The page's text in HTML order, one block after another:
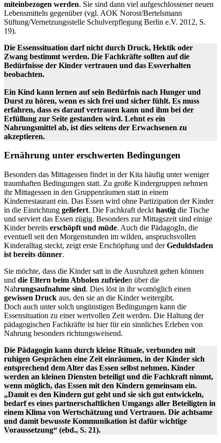
miteinbezogen werden. Sie sind dann viel aufgeschlossener neuen
Lebensmitteln gegenüber (vgl. AOK Norost/Bertelsmann
Stiftung/Vernetzungsstelle Schulverpflegung Berlin e.V. 2012, S.
19).
Die Essenssituation darf nicht durch Druck, Hektik oder
Zwang bestimmt werden. Die Fachkräfte sollten auf die
Bedürfnisse der Kinder vertrauen und das Essverhalten
beobachten.
Ein Kind kann lernen auf sein Bedürfnis nach Hunger und
Durst zu hören, wenn es sich frei und sicher fühlt. Es muss
erfahren, dass es darauf vertrauen kann und ihm bei der
Erfüllung zur Seite gestanden wird. Lehnt es ein
Nahrungsmittel ab, ist dies seitens der Erwachsenen zu
akzeptieren.
Ernährung unter erschwerten Bedingungen
Besonders das Mittagessen findet in der Kita häufig unter weniger
traumhaften Bedingungen statt. Zu große Kindergruppen nehmen
ihr Mittagessen in den Gruppenräumen statt in einem
Kinderrestaurant ein. Das Essen wird ohne Partizipation der Kinder
in die Einrichtung geliefert. Die Fachkraft deckt hastig die Tische
und serviert das Essen zügig. Besonders zur Mittagszeit sind einige
Kinder bereits erschöpft und müde. Auch die PädagogIn, die
eventuell seit den Morgenstunden im wilden, anspruchsvollen
Kinderalltag steckt, zeigt erste Erschöpfung und derGeduldsfaden
ist bereits dünner.
Sie möchte, dass die Kinder satt in die Ausruhzeit gehen können
und die Eltern beim Abholen zufrieden über die
Nahrungsaufnahme sind. Dies löst in ihr womöglich einen
gewissen Druck aus, den sie an die Kinder weitergibt.
Doch auch unter solch ungünstigen Bedingungen kann die
Essensituation zu einer wertvollen Zeit werden. Die Haltung der
pädagogischen Fachkräfte ist hier für ein sinnliches Erleben von
Nahrung besonders richtungsweisend.
Die Pädagogin kann durch kleine Rituale, verbunden mit
ruhigen Gesprächen eine Zeit einräumen, in der Kinder sich
entsprechend dem Alter das Essen selbst nehmen. Kinder
werden an kleinen Diensten beteiligt und die Fachkraft nimmt,
wenn möglich, das Essen mit den Kindern gemeinsam ein.
„Damit es den Kindern gut geht und sie sich gut entwickeln,
bedarf es eines partnerschaftlichen Umgangs aller Beteiligten in
einem Klima von Wertschätzung und Vertrauen. Die achtsame
und damit bewusste Kommunikation ist dafür wichtige
Voraussetzung“ (ebd., S. 21).